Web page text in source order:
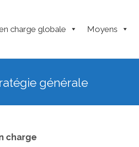
charge globale Moyens
générale
charge